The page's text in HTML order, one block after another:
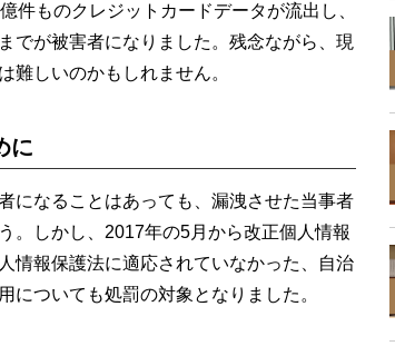
件ものクレジットカードデータが流出し、
でが被害者になりました。残念ながら、現
難しいのかもしれません。
に
になることはあっても、漏洩させた当事者
。しかし、2017年の5月から改正個人情報
情報保護法に適応されていなかった、自治
についても処罰の対象となりました。